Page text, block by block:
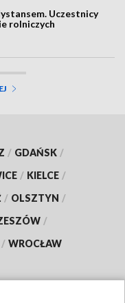
Uczestnicy
rolniczych
/ GDAŃSK /
/ KIELCE /
/ OLSZTYN /
/
/ WROCŁAW